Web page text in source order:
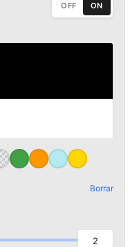
OFF ON
Borrar
2